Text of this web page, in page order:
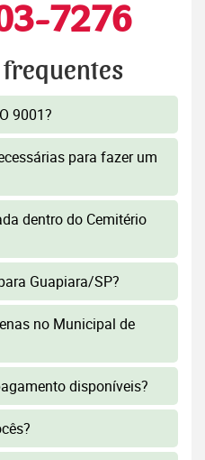
7276
9001?
para fazer um
dentro do Cemitério
Guapiara/SP?
no Municipal de
disponíveis?